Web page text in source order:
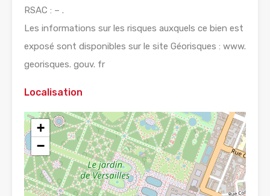
RSAC : – .
Les informations sur les risques auxquels ce bien est
exposé sont disponibles sur le site Géorisques : www.
georisques. gouv. fr
Localisation
+
−